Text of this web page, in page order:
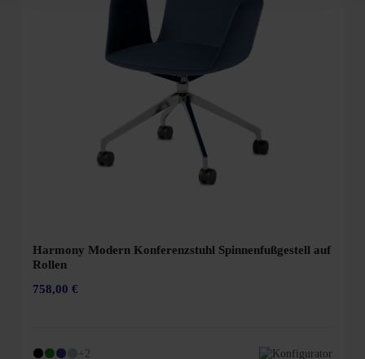
Harmony Modern Konferenzstuhl Spinnenfußgestell auf
Rollen
758,00 €
+2 Konfigurator